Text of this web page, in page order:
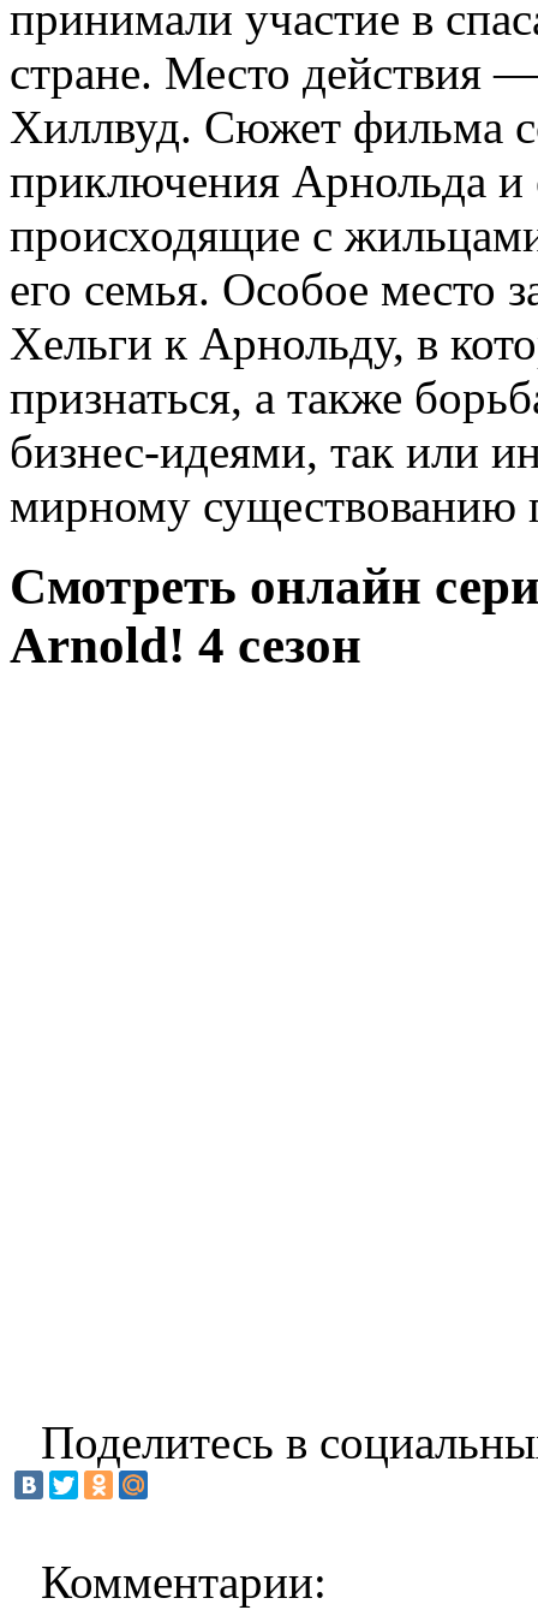
принимали участие в
стране. Место
Хиллвуд. Сюжет фильма
приключения Арнольда и
происходящие с
его семья. Особое место
Хельги к Арнольду, в
признаться, а также
бизнес-идеями, так или
мирному существованию
Смотреть онлайн
Arnold! 4 сезон
Поделитесь в
Комментарии: